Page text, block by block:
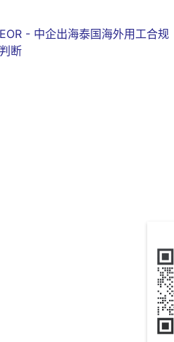
- 中企出海泰国海外用工合规
断